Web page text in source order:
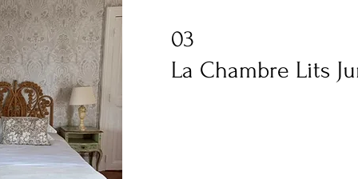
03
La Chambre Lits